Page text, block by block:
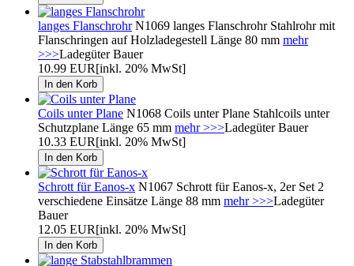
langes FlanschrohrN1069 langes Flanschrohr Stahlrohr mit
Flanschringen auf Holzladegestell Länge 80 mm mehr
>>>Ladegüter Bauer
10.99 EUR[inkl. 20% MwSt]
Coils unter Plane N1068 Coils unter Plane Stahlcoils unter
Schutzplane Länge 65 mm mehr >>>Ladegüter Bauer
10.33 EUR[inkl. 20% MwSt]
Schrott für Eanos-x N1067 Schrott für Eanos-x, 2er Set 2
verschiedene Einsätze Länge 88 mm mehr >>>Ladegüter
Bauer
12.05 EUR[inkl. 20% MwSt]